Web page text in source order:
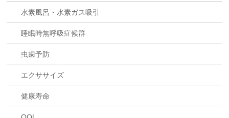
水素風呂・水素ガス吸引
睡眠時無呼吸症候群
虫歯予防
エクササイズ
健康寿命